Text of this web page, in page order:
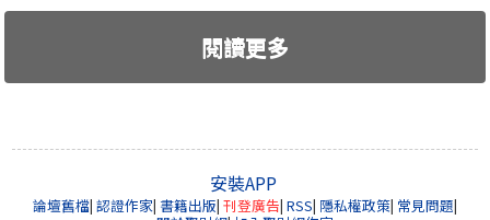
閱讀更多
安裝APP
論壇舊檔| 認證作家| 書籍出版| 刊登廣告| RSS| 隱私權政策| 常見問題|